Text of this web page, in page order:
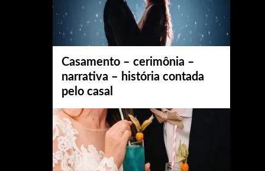
Casamento – cerimônia –
narrativa – história contada
pelo casal